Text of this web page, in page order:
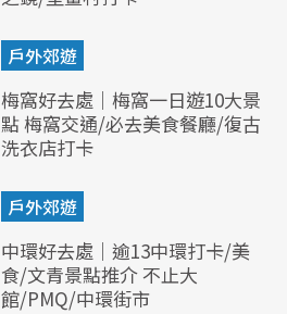
戶外郊遊
梅窩好去處｜梅窩一日遊10大景
點 梅窩交通/必去美食餐廳/復古
洗衣店打卡
戶外郊遊
中環好去處｜逾13中環打卡/美
食/文青景點推介 不止大
館/PMQ/中環街市